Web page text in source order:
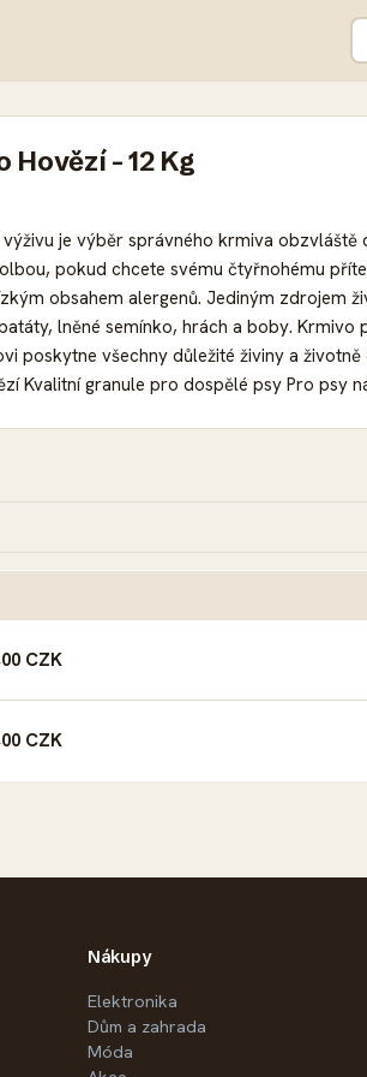
Hovězí - 12 Kg
je výběr správného krmiva
pokud chcete svému čtyřnohému
obsahem alergenů. Jediným zdrojem
lněné semínko, hrách a boby.
poskytne všechny důležité živiny a
Kvalitní granule pro dospělé psy Pro psy
pro psy s odpovídajícími
CZK
CZK
Nákupy
Elektronika
Dům a zahrada
Móda